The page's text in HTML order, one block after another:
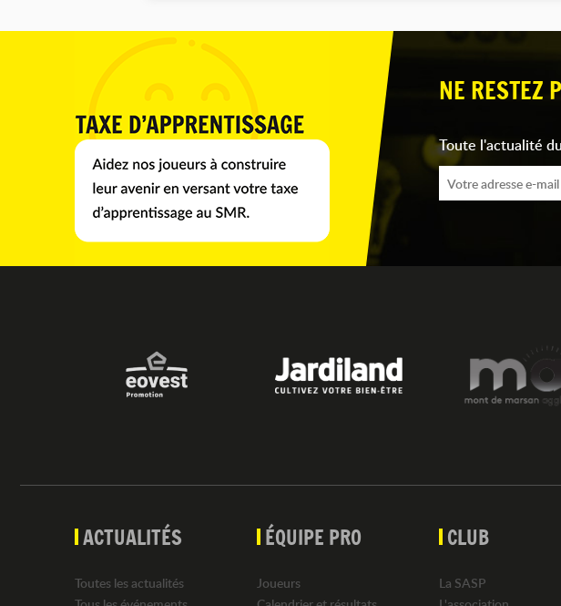
NE RESTEZ
Toute l'actualité
ACTUALITÉS
Toutes les actualités
ÉQUIPE PRO
Joueurs
CLUB
La SASP